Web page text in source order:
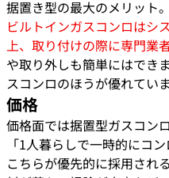
据置き型の最大のメリット。
ビルトインガスコンロはシ
上、取り付けの際に専門業
や取り外しも簡単にはでき
スコンロのほうが優れていま
価格
価格面では据置型ガスコン
「1人暮らしで一時的にコ
こちらが優先的に採用され